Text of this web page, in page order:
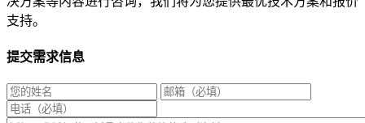
支持。
提交需求信息